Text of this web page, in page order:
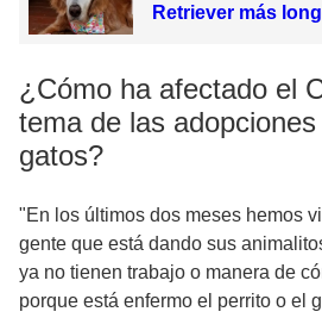
Retriever más
¿Cómo ha afectado el
tema de las
gatos?
"En los últimos dos meses hemos
gente que está dando sus
ya no tienen trabajo o manera de
porque está enfermo el perrito o el